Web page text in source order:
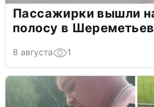
Пассажирки вышли
полосу в
8 августа 1